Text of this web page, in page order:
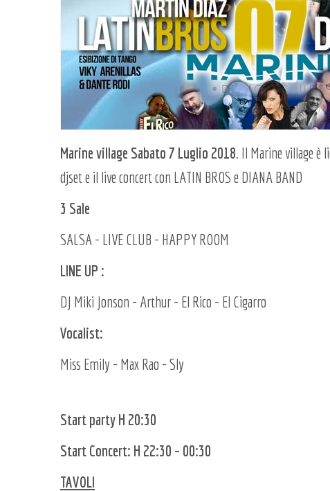
Marine village Sabato 7 Luglio 2018. Il Marine village è
djset e il live concert con LATIN BROS e DIANA BAND
3 Sale
SALSA - LIVE CLUB - HAPPY ROOM
LINE UP :
DJ Miki Jonson - Arthur - El Rico - El Cigarro
Vocalist:
Miss Emily - Max Rao - Sly
Start party H 20:30
Start Concert: H 22:30 – 00:30
TAVOLI